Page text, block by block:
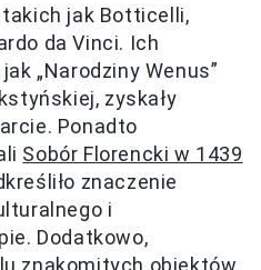
jak Botticelli,
da Vinci. Ich
„Narodziny Wenus”
zyskały
Ponadto
Sobór Florencki w 1439
znaczenie
i
Dodatkowo,
znakomitych obiektów,